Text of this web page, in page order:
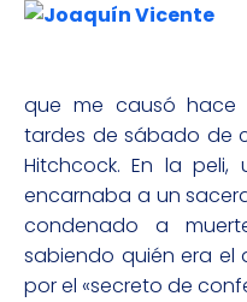
que me causó
tardes de sábado de
Hitchcock. En la
encarnaba a un
condenado a
sabiendo quién era el
por el «secreto de